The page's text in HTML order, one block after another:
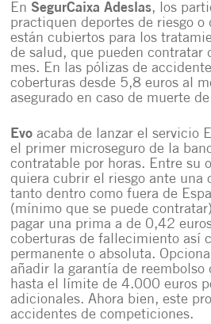
En SegurCaixa Adeslas, los
practiquen deportes de riesgo o
están cubiertos para los
de salud, que pueden contratar
mes. En las pólizas de
coberturas desde 5,8 euros al
asegurado en caso de muerte
Evoacaba de lanzar el servicio
el primer microseguro de la
contratable por horas. Entre su
quiera cubrir el riesgo ante una
tanto dentro como fuera de
(mínimo que se puede
pagar una prima a de 0,42
coberturas de fallecimiento así
permanente o absoluta.
añadir la garantía de reembolso
hasta el límite de 4.000 euros
adicionales. Ahora bien, este
accidentes de competiciones.